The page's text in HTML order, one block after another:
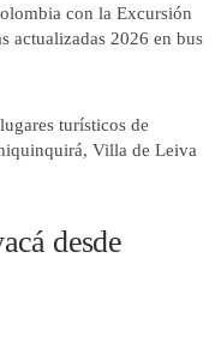
con la Excursión
actualizadas 2026 en bus
turísticos de
Villa de Leiva
desde